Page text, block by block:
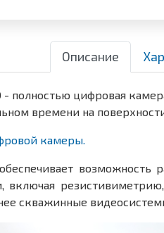
Описание
полностью цифровая
времени на
камеры.
возможность
скважинные